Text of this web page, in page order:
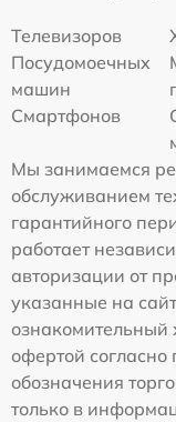
Телевизоров
Посудомоечных
машин
Смартфонов
Мы занимаемся
обслуживанием
гарантийного
работает
авторизации от
указанные на
ознакомительный
офертой
обозначения
только в